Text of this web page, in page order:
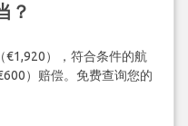
？
€1,920），符合条件的航
）赔偿。免费查询您的